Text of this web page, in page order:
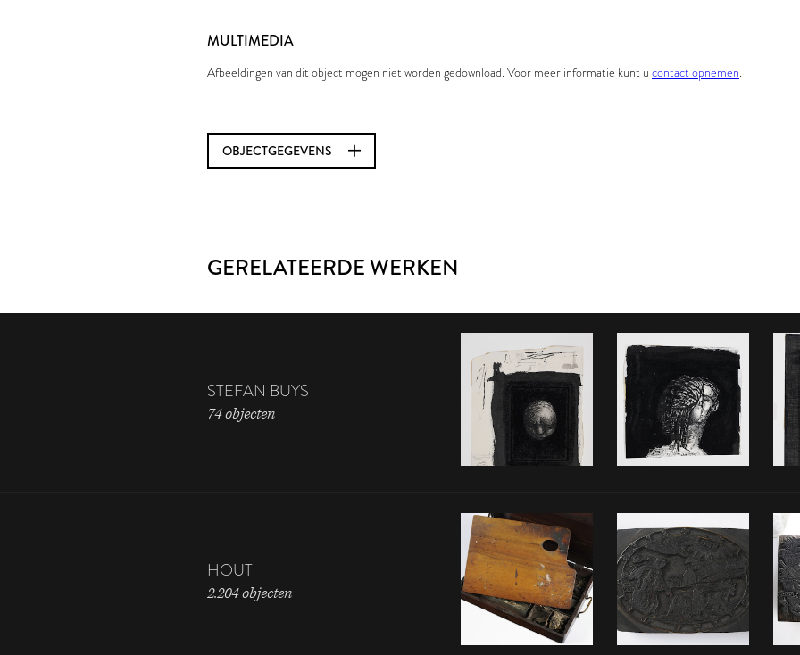
MULTIMEDIA
Afbeeldingen van dit object mogen niet worden gedownload. Voor meer informatie kunt u contact opnemen.
OBJECTGEGEVENS
GERELATEERDE WERKEN
STEFAN BUYS
74 objecten
HOUT
2.204 objecten